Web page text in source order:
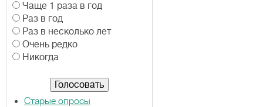
В
а
р
и
а
Чаще 1 раза в год
Раз в год
Раз в несколько лет
Очень редко
Никогда
Старые опросы